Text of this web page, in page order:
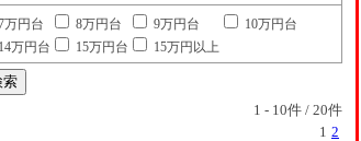
万円台 8万円台 9万円台
10万円台
14万円台 15万円台 15万円以上
1 - 10件 / 20件
1 2